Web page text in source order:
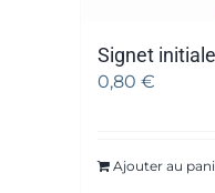
Signet
0,80 €
Ajouter au